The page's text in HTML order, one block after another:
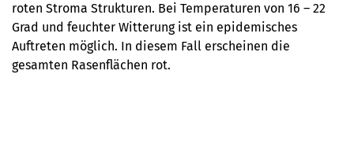
roten Stroma Strukturen. Bei Temperaturen von 16 – 22
Grad und feuchter Witterung ist ein epidemisches
Auftreten möglich. In diesem Fall erscheinen die
gesamten Rasenflächen rot.